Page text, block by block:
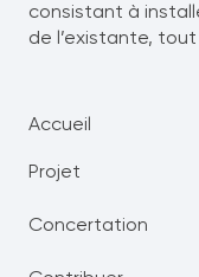
consistant à
de l’existante,
Accueil
Projet
Concertation